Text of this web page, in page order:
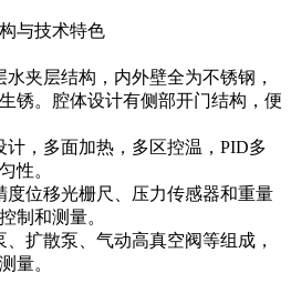
与技术特色
水夹层结构，内外壁全为不锈钢，
锈。腔体设计有侧部开门结构，便
计，多面加热，多区控温，PID多
性。
度位移光栅尺、压力传感器和重量
制和测量。
、扩散泵、气动高真空阀等组成，
量。